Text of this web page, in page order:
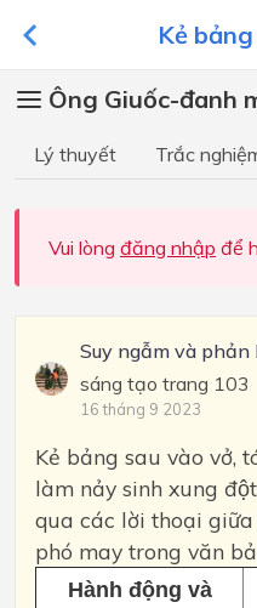
Kẻ
Ông Giuốc-đanh
Lý thuyết Trắc
Vui lòng đăng nhập để
Suy ngẫm và phản
sáng tạo trang 103
16 tháng 9 2023
Kẻ bảng sau vào vở,
làm nảy sinh xung
qua các lời thoại
phó may trong văn
Hành động và